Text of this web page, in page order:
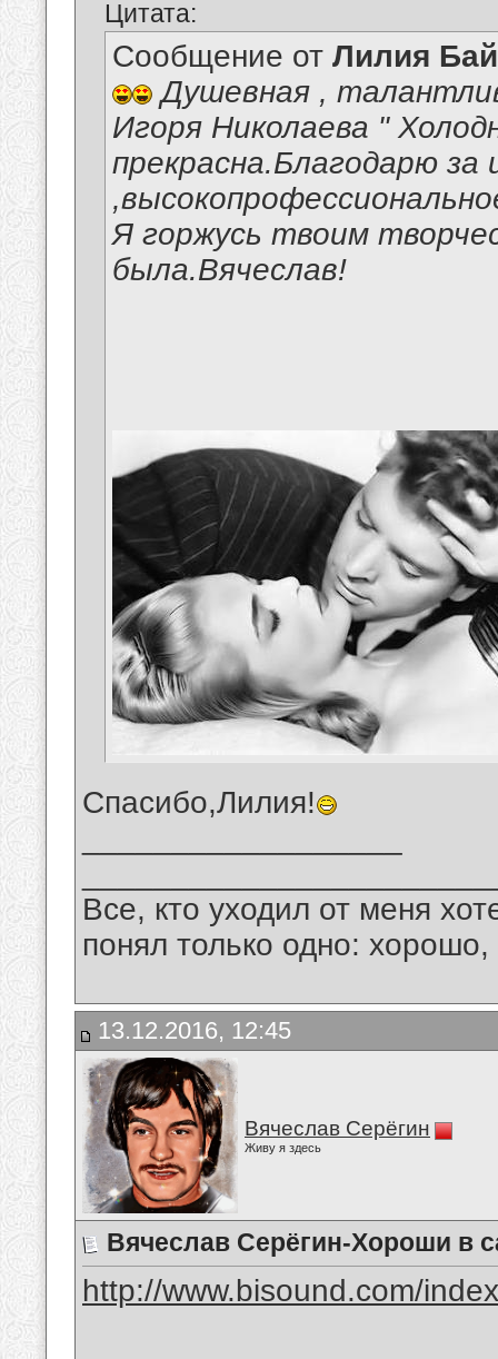
Цитата:
Сообщение от Лилия
Душевная ,
Игоря Николаева "
прекрасна.Благодарю за
Я горжусь твоим
была.Вячеслав!
Спасибо,Лилия!
Все, кто уходил от меня
понял только одно:
13.12.2016, 12:45
Вячеслав Серёгин
Живу я здесь
Вячеслав Серёгин-Хороши в
http://www.bisound.com/